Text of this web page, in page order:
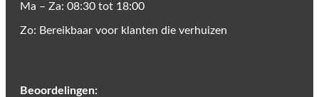
Ma – Za: 08:30 tot 18:00
Zo: Bereikbaar voor klanten die verhuizen
Beoordelingen: